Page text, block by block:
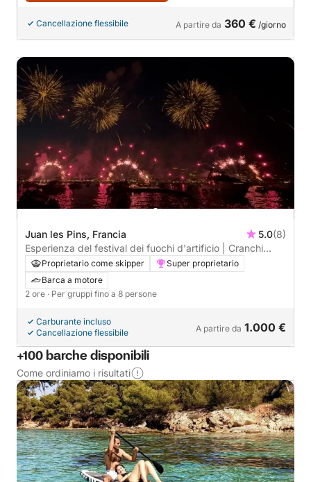
Cancellazione flessibile A partire da 360 € /giorno
Juan les Pins, Francia 5.0(8)
Esperienza del festival dei fuochi d'artificio | Cranchi
Zaffiro 34
Proprietario come skipper
Super proprietario
Barca a motore
2 ore · Per gruppi fino a 8 persone
Carburante incluso
Cancellazione flessibile
A partire da 1.000 €
+100 barche disponibili
Come ordiniamo i risultati